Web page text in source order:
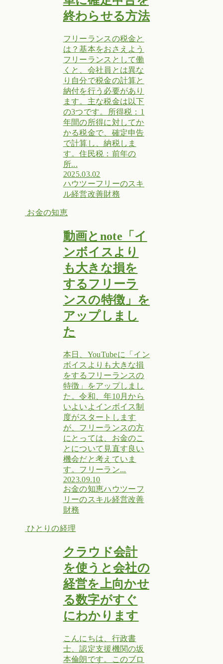
終わらせる方法
フリーランスの税金と
は？基本をおさえよう
フリーランスとして働
くと、会社員とは異な
り自分で税金の計算と
納付を行う必要があり
ます。主な税金は以下
の3つです。所得税：1
年間の所得に対してか
かる税金で、確定申告
で計算し、納税しま
す。住民税：前年の
所...
2025.03.02
ハウツーフリーのスキ
ル経営改善財務
お金の知恵
動画とnote「イ
ンボイスより
も大きな損を
するフリーラ
ンスの特徴」を
アップしまし
た
本日、YouTubeに「イン
ボイスよりも大きな損
をするフリーランスの
特徴」をアップしまし
た。令和、年10月から
いよいよインボイス制
度がスタートします
が、フリーランスの方
にとっては、お金のこ
とについて見直す良い
機会だと考えていま
す。フリーラン...
2023.09.10
お金の知恵ハウツーフ
リーのスキル経営改善
財務
ひとりの経理
クラウド会計
を使うと会社の
経営を上向かせ
る数字がすぐ
にわかります
こんにちは、行政書
士、認定支援機関の坂
本倫朗です。このブロ